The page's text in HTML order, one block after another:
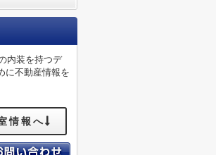
内装を持つデ
に不動産情報を
情報へ